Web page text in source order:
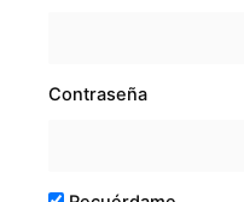
Contraseña